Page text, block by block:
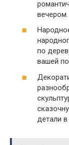
вечером.
по
вашей
детали